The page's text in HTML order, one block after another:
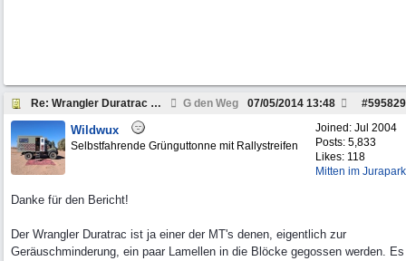
Re: Wrangler Duratrac Rezension G den Weg #595829
07/05/2014 13:48
Joined: Jul 2004
Posts: 5,833
Likes: 118
Mitten im Jurapark
Wildwux
Selbstfahrende Grünguttonne mit Rallystreifen
Danke für den Bericht!
Der Wrangler Duratrac ist ja einer der MT's denen, eigentlich zur
Geräuschminderung, ein paar Lamellen in die Blöcke gegossen werden. Es